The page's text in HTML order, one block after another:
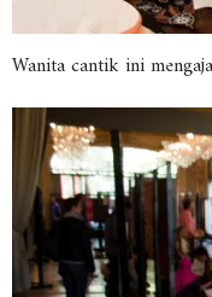
Wanita cantik ini